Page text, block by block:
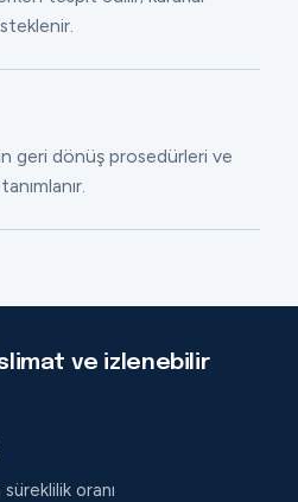
geri dönüş prosedürleri ve
ve izlenebilir
oranı